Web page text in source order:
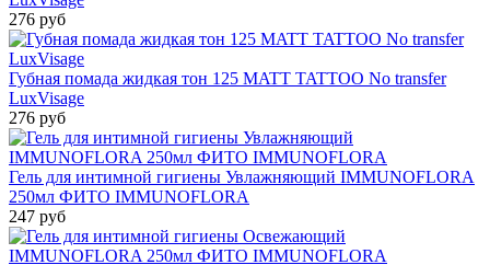
276 руб
Губная помада жидкая тон 125 MATT TATTOO No transfer
LuxVisage
276 руб
Гель для интимной гигиены Увлажняющий IMMUNOFLORA
250мл ФИТО IMMUNOFLORA
247 руб